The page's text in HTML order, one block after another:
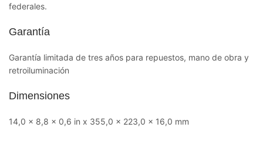
federales.
Garantía
Garantía limitada de tres años para repuestos, mano de obra y
retroiluminación
Dimensiones
14,0 x 8,8 x 0,6 in x 355,0 x 223,0 x 16,0 mm